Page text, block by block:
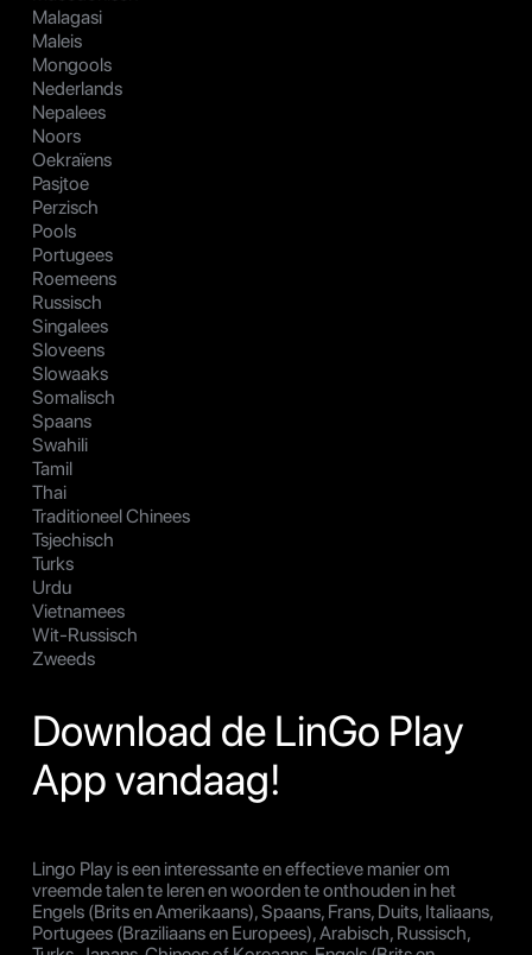
Malagasi
Maleis
Mongools
Nederlands
Nepalees
Noors
Oekraïens
Pasjtoe
Perzisch
Pools
Portugees
Roemeens
Russisch
Singalees
Sloveens
Slowaaks
Somalisch
Spaans
Swahili
Tamil
Thai
Traditioneel Chinees
Tsjechisch
Turks
Urdu
Vietnamees
Wit-Russisch
Zweeds
Download de LinGo Play
App vandaag!
Lingo Play is een interessante en effectieve manier om
vreemde talen te leren en woorden te onthouden in het
Engels (Brits en Amerikaans), Spaans, Frans, Duits, Italiaans,
Portugees (Braziliaans en Europees), Arabisch, Russisch,